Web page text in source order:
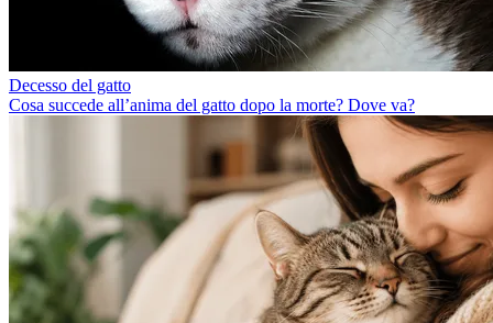
Decesso del gatto
Cosa succede all’anima del gatto dopo la morte? Dove va?